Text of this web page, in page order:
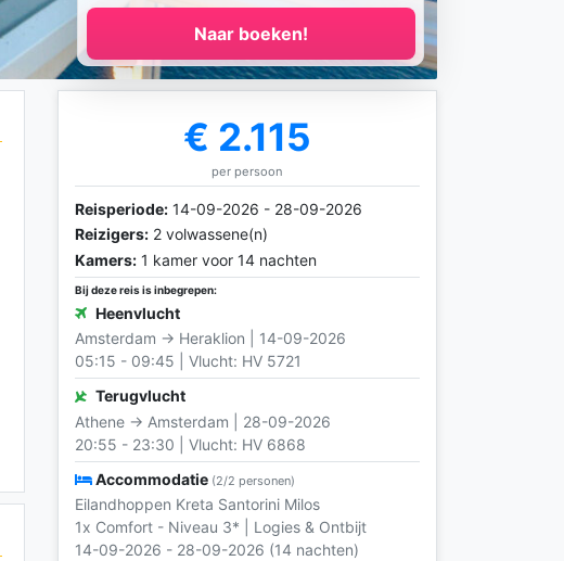
Naar boeken!
€ 2.115
per persoon
Reisperiode: 14-09-2026 - 28-09-2026
Reizigers: 2 volwassene(n)
Kamers: 1 kamer voor 14 nachten
Bij deze reis is inbegrepen:
Heenvlucht
Amsterdam → Heraklion | 14-09-2026
05:15 - 09:45 | Vlucht: HV 5721
Terugvlucht
Athene → Amsterdam | 28-09-2026
20:55 - 23:30 | Vlucht: HV 6868
Accommodatie (2/2 personen)
Eilandhoppen Kreta Santorini Milos
1x Comfort - Niveau 3* | Logies & Ontbijt
14-09-2026 - 28-09-2026 (14 nachten)